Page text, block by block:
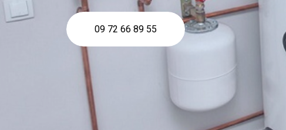
09 72 66 89 55